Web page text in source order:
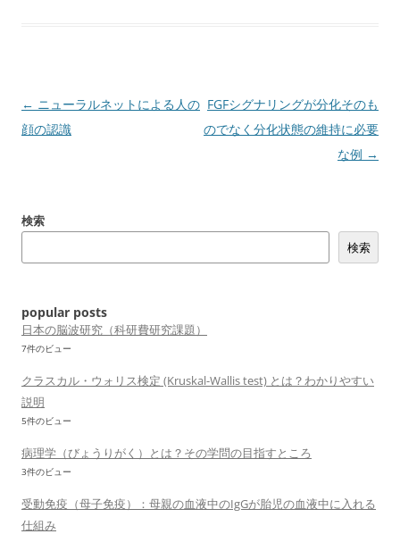
投
稿
ー
← ニューラルネットによる人の
顔の認識
FGFシグナリングが分化そのも
のでなく分化状態の維持に必要
な例 →
検索
検索
popular posts
日本の脳波研究（科研費研究課題）
7件のビュー
クラスカル・ウォリス検定 (Kruskal-Wallis test) とは？わかりやすい
説明
5件のビュー
病理学（びょうりがく）とは？その学問の目指すところ
3件のビュー
受動免疫（母子免疫）：母親の血液中のIgGが胎児の血液中に入れる
仕組み